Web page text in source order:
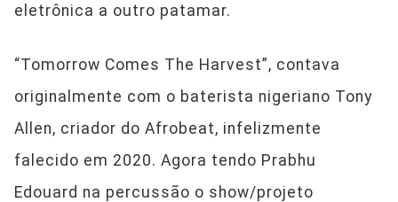
eletrônica a outro patamar.
“Tomorrow Comes The Harvest”, contava
originalmente com o baterista nigeriano Tony
Allen, criador do Afrobeat, infelizmente
falecido em 2020. Agora tendo Prabhu
Edouard na percussão o show/projeto